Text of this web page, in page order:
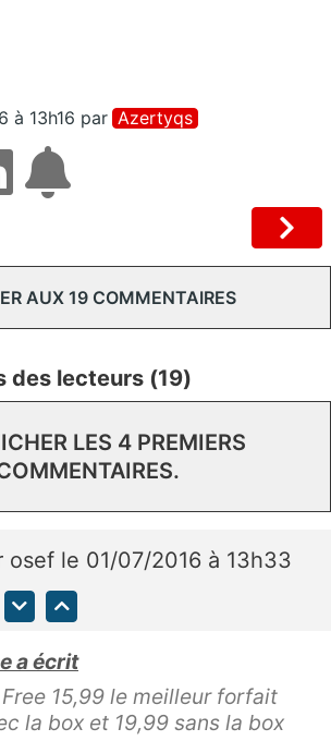
à 13h16 par Azertyqs
AUX 19 COMMENTAIRES
des lecteurs (19)
LES 4 PREMIERS
osef le 01/07/2016 à 13h33
a écrit
15,99 le meilleur forfait
la box et 19,99 sans la box